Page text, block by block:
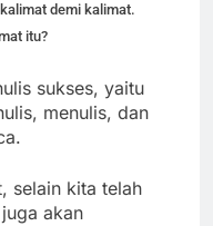
demi kalimat.
itu?
sukses, yaitu
menulis, dan
selain kita telah
akan